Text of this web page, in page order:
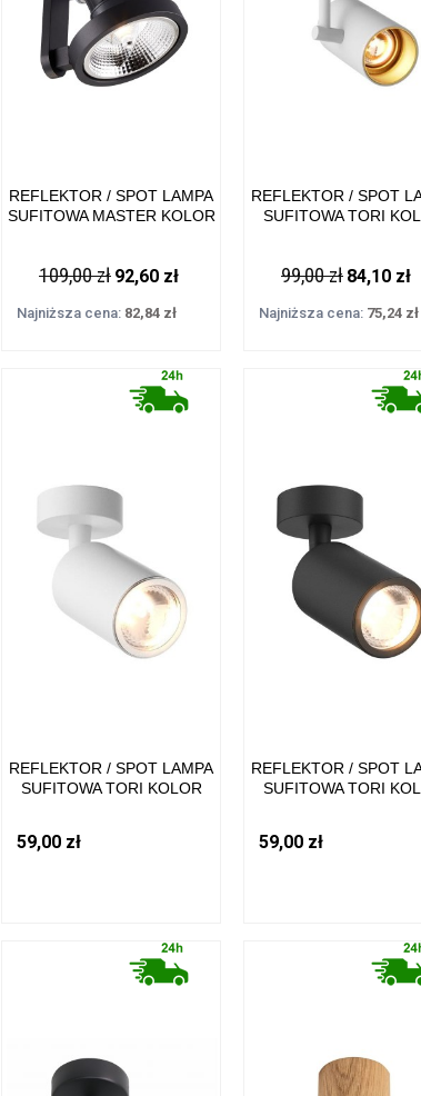
REFLEKTOR / SPOT LAMPA
SUFITOWA MASTER KOLOR
ZUMA LINE
109,00 zł 92,60 zł
Najniższa cena: 82,84 zł
REFLEKTOR / SPOT
SUFITOWA TORI
99,00 zł 84,10 zł
Najniższa cena: 75,24 zł
REFLEKTOR / SPOT LAMPA
SUFITOWA TORI KOLOR
59,00 zł
REFLEKTOR / SPOT
SUFITOWA TORI
59,00 zł